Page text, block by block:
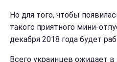
Но для того, чтобы
такого приятного мини-
декабря 2018 года будет
Всего украинцев ожидает